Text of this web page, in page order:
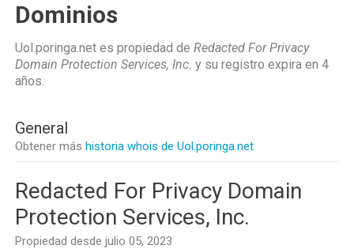
Dominios
Uol.poringa.net es propiedad de Redacted For Privacy
Domain Protection Services, Inc. y su registro expira en 4
años.
General
Obtener más historia whois de Uol.poringa.net
Redacted For Privacy Domain
Protection Services, Inc.
Propiedad desde julio 05, 2023